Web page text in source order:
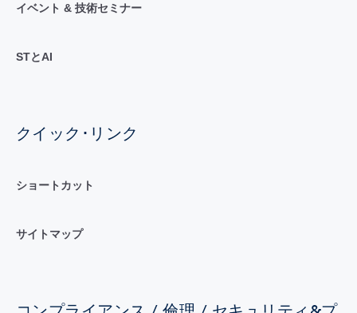
イベント & 技術セミナー
STとAI
クイック･リンク
ショートカット
サイトマップ